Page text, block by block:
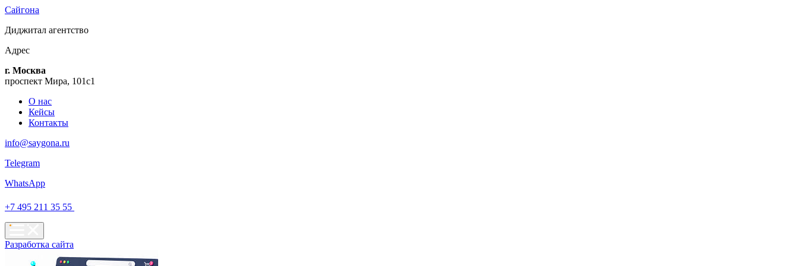
Сайгона
Диджитал агентство
Адрес
г. Москва
проспект Мира, 101с1
О нас
Кейсы
Контакты
info@saygona.ru
Telegram
WhatsApp
+7 495 211 35 55
Разработка сайта